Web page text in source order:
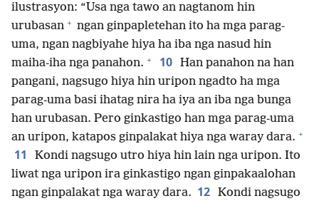
ilustrasyon: “Usa nga tawo an nagtanom hin
urubasan + ngan ginpapletehan ito ha mga parag-
uma, ngan nagbiyahe hiya ha iba nga nasud hin
maiha-iha nga panahon. + 10 Han panahon na han
pangani, nagsugo hiya hin uripon ngadto ha mga
parag-uma basi ihatag nira ha iya an iba nga bunga
han urubasan. Pero ginkastigo han mga parag-uma
an uripon, katapos ginpalakat hiya nga waray dara. +
11
Kondi nagsugo utro hiya hin lain nga uripon. Ito
liwat nga uripon ira ginkastigo ngan ginpakaalohan
ngan ginpalakat nga waray dara. 12 Kondi nagsugo